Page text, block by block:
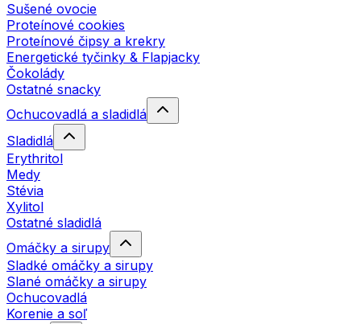
Sušené ovocie
Proteínové cookies
Proteínové čipsy a krekry
Energetické tyčinky & Flapjacky
Čokolády
Ostatné snacky
Ochucovadlá a sladidlá
Sladidlá
Erythritol
Medy
Stévia
Xylitol
Ostatné sladidlá
Omáčky a sirupy
Sladké omáčky a sirupy
Slané omáčky a sirupy
Ochucovadlá
Korenie a soľ